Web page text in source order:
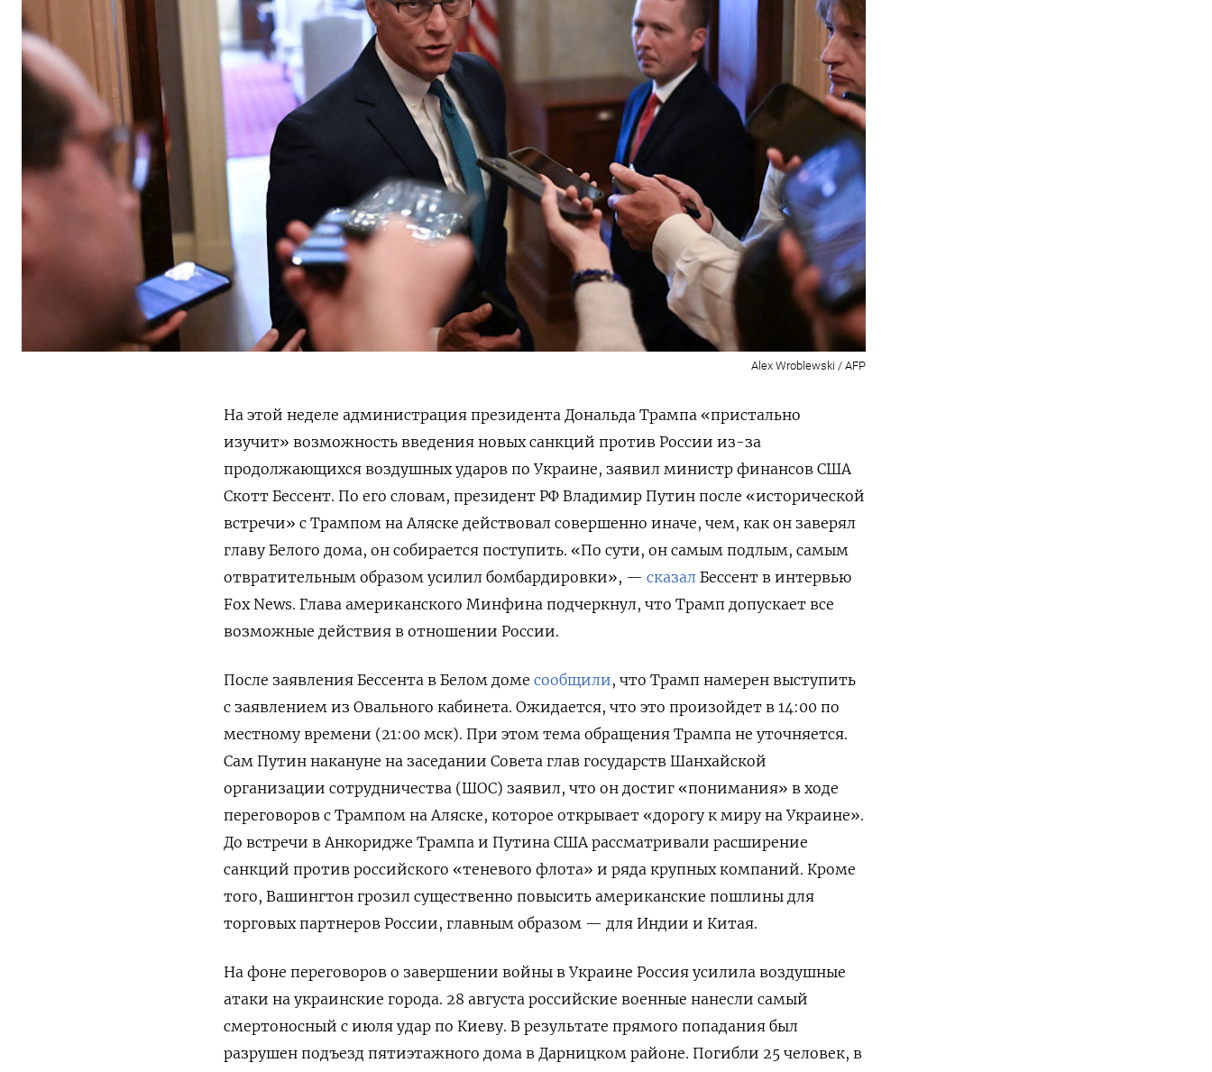
Alex Wroblewski / AFP
На этой неделе администрация президента Дональда Трампа «пристально
изучит» возможность введения новых санкций против России из-за
продолжающихся воздушных ударов по Украине, заявил министр финансов США
Скотт Бессент. По его словам, президент РФ Владимир Путин после «исторической
встречи» с Трампом на Аляске действовал совершенно иначе, чем, как он заверял
главу Белого дома, он собирается поступить. «По сути, он самым подлым, самым
отвратительным образом усилил бомбардировки», — сказал Бессент в интервью
Fox News. Глава американского Минфина подчеркнул, что Трамп допускает все
возможные действия в отношении России.
После заявления Бессента в Белом доме сообщили, что Трамп намерен выступить
с заявлением из Овального кабинета. Ожидается, что это произойдет в 14:00 по
местному времени (21:00 мск). При этом тема обращения Трампа не уточняется.
Сам Путин накануне на заседании Совета глав государств Шанхайской
организации сотрудничества (ШОС) заявил, что он достиг «понимания» в ходе
переговоров с Трампом на Аляске, которое открывает «дорогу к миру на Украине».
До встречи в Анкоридже Трампа и Путина США рассматривали расширение
санкций против российского «теневого флота» и ряда крупных компаний. Кроме
того, Вашингтон грозил существенно повысить американские пошлины для
торговых партнеров России, главным образом — для Индии и Китая.
На фоне переговоров о завершении войны в Украине Россия усилила воздушные
атаки на украинские города. 28 августа российские военные нанесли самый
смертоносный с июля удар по Киеву. В результате прямого попадания был
разрушен подъезд пятиэтажного дома в Дарницком районе. Погибли 25 человек, в